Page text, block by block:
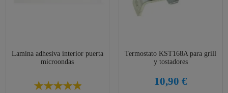
Lamina adhesiva interior puerta
microondas
Termostato KST168A para grill
y tostadores
10,90 €